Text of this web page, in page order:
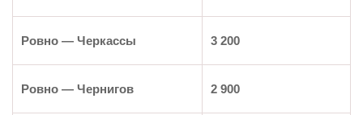
Ровно — Черкассы 3 200
Ровно — Чернигов 2 900